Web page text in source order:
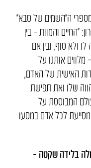
ה״השמים של סבא״
״החיים והמוות – בין
ולא סוף, ובין אם
אותנו על
האישית של האדם,
שלו ואת תפישת
המבוססת על
לכל אדם במסעו
בלידה שקטה –